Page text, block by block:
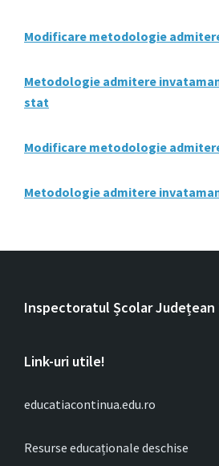
Modificare metodologie
Metodologie admitere
stat
Modificare metodologie
Metodologie admitere
Inspectoratul Școlar Județean
Link-uri utile!
educatiacontinua.edu.ro
Resurse educaționale deschise